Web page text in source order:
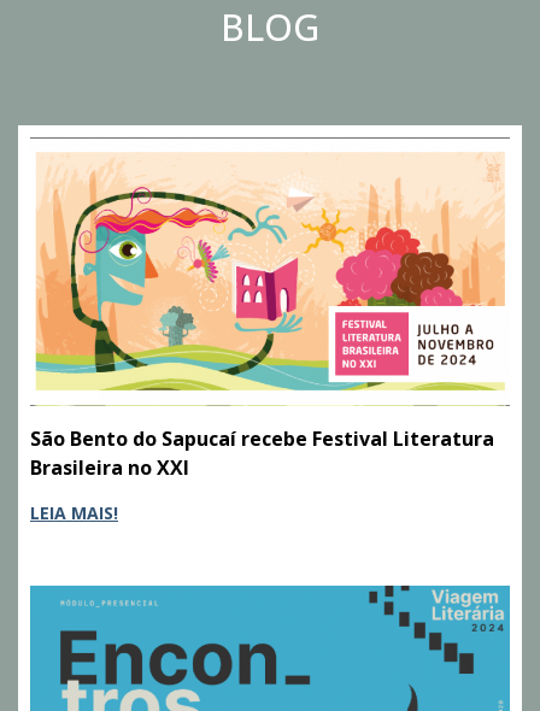
BLOG
São Bento do Sapucaí recebe Festival Literatura
Brasileira no XXI
LEIA MAIS!